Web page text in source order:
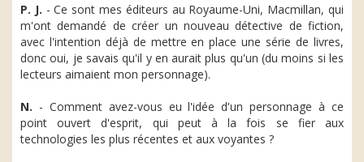
P. J. - Ce sont mes éditeurs au Royaume-Uni, Macmillan, qui
m'ont demandé de créer un nouveau détective de fiction,
avec l'intention déjà de mettre en place une série de livres,
donc oui, je savais qu'il y en aurait plus qu'un (du moins si les
lecteurs aimaient mon personnage).
N. - Comment avez-vous eu l'idée d'un personnage à ce
point ouvert d'esprit, qui peut à la fois se fier aux
technologies les plus récentes et aux voyantes ?